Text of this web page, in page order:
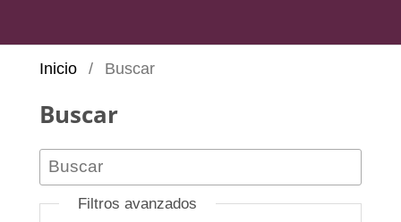
Inicio / Buscar
Buscar
Filtros avanzados